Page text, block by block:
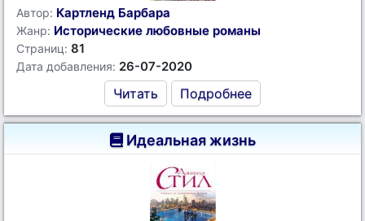
Автор: Картленд Барбара
Жанр: Исторические любовные романы
Страниц: 81
Дата добавления: 26-07-2020
Читать Подробнее
Идеальная жизнь